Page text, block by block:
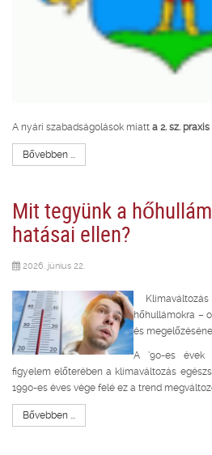
A nyári szabadságolások miatt a 2. sz. praxis
Bővebben ...
Mit tegyünk a
hatásai ellen?
2026. június 22.
hőhullámokra –
és
A ’90-es
figyelem előterében a klímaváltozás
1990-es éves vége felé ez a trend
Bővebben ...